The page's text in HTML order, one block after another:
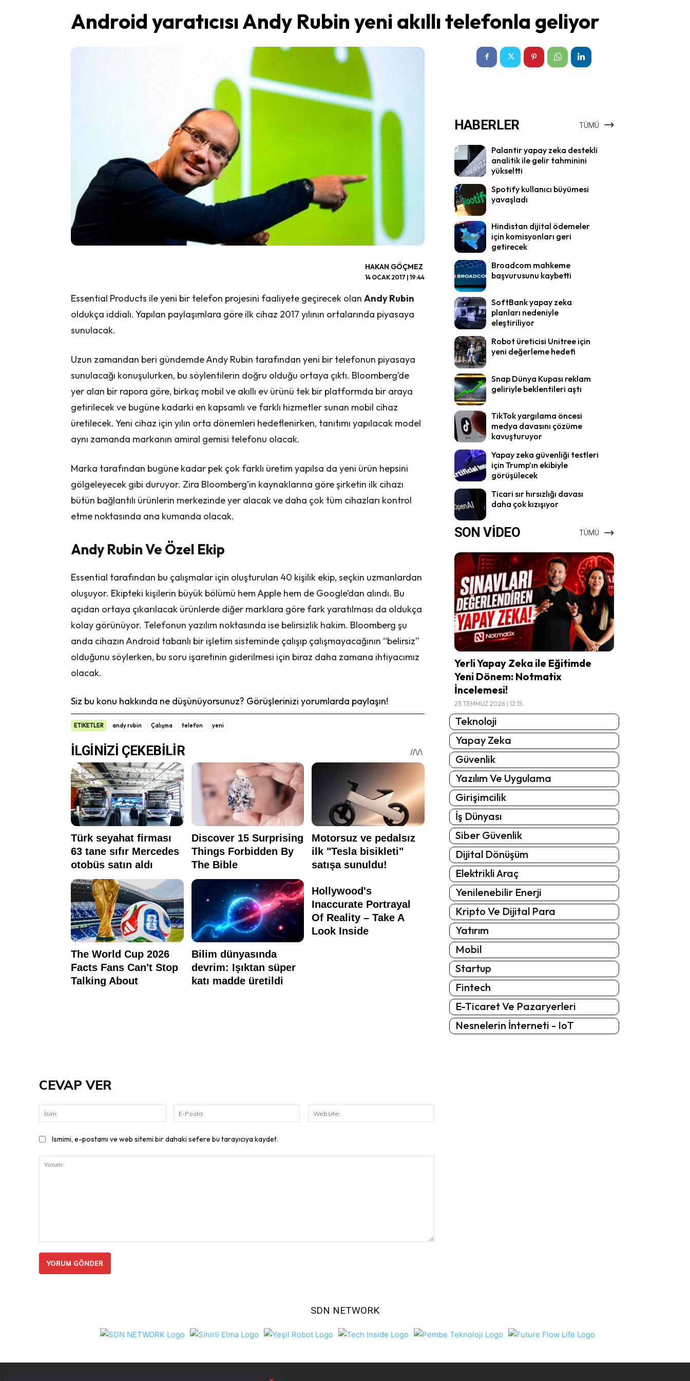
Android yaratıcısı Andy Rubin yeni akıllı telefonla geliyor
HAKAN GÖÇMEZ
14 OCAK 2017 | 19:44
Essential Products ile yeni bir telefon projesini faaliyete geçirecek olan Andy Rubin
oldukça iddialı. Yapılan paylaşımlara göre ilk cihaz 2017 yılının ortalarında piyasaya
sunulacak.
Uzun zamandan beri gündemde Andy Rubin tarafından yeni bir telefonun piyasaya
sunulacağı konuşulurken, bu söylentilerin doğru olduğu ortaya çıktı. Bloomberg’de
yer alan bir rapora göre, birkaç mobil ve akıllı ev ürünü tek bir platformda bir araya
getirilecek ve bugüne kadarki en kapsamlı ve farklı hizmetler sunan mobil cihaz
üretilecek. Yeni cihaz için yılın orta dönemleri hedeflenirken, tanıtımı yapılacak model
aynı zamanda markanın amiral gemisi telefonu olacak.
Marka tarafından bugüne kadar pek çok farklı üretim yapılsa da yeni ürün hepsini
gölgeleyecek gibi duruyor. Zira Bloomberg’in kaynaklarına göre şirketin ilk cihazı
bütün bağlantılı ürünlerin merkezinde yer alacak ve daha çok tüm cihazları kontrol
etme noktasında ana kumanda olacak.
Andy Rubin Ve Özel Ekip
Essential tarafından bu çalışmalar için oluşturulan 40 kişilik ekip, seçkin uzmanlardan
oluşuyor. Ekipteki kişilerin büyük bölümü hem Apple hem de Google’dan alındı. Bu
açıdan ortaya çıkarılacak ürünlerde diğer marklara göre fark yaratılması da oldukça
kolay görünüyor. Telefonun yazılım noktasında ise belirsizlik hakim. Bloomberg şu
anda cihazın Android tabanlı bir işletim sisteminde çalışıp çalışmayacağının “belirsiz”
olduğunu söylerken, bu soru işaretinin giderilmesi için biraz daha zamana ihtiyacımız
olacak.
Siz bu konu hakkında ne düşünüyorsunuz? Görüşlerinizi yorumlarda paylaşın!
ETİKETLER andy rubin Çalışma telefon yeni
HABERLER TÜMÜ
Palantir yapay zeka destekli
analitik ile gelir tahminini
yükseltti
Spotify kullanıcı büyümesi
yavaşladı
Hindistan dijital ödemeler
için komisyonları geri
getirecek
Broadcom mahkeme
başvurusunu kaybetti
SoftBank yapay zeka
planları nedeniyle
eleştiriliyor
Robot üreticisi Unitree için
yeni değerleme hedefi
Snap Dünya Kupası reklam
geliriyle beklentileri aştı
TikTok yargılama öncesi
medya davasını çözüme
kavuşturuyor
Yapay zeka güvenliği testleri
için Trump’ın ekibiyle
görüşülecek
Ticari sır hırsızlığı davası
daha çok kızışıyor
SON VİDEO TÜMÜ
Yerli Yapay Zeka ile Eğitimde
Yeni Dönem: Notmatix
İncelemesi!
23 TEMMUZ 2026 | 12:15
Teknoloji
Yapay Zeka
Güvenlik
Yazılım Ve Uygulama
Girişimcilik
İş Dünyası
Siber Güvenlik
Dijital Dönüşüm
Elektrikli Araç
Yenilenebilir Enerji
Kripto Ve Dijital Para
Yatırım
Mobil
Startup
Fintech
E-Ticaret Ve Pazaryerleri
Nesnelerin İnterneti - IoT
CEVAP VER
Posta:
Ismimi, e-postamı ve web sitemi bir dahaki sefere bu tarayıcıya kaydet.
SDN NETWORK